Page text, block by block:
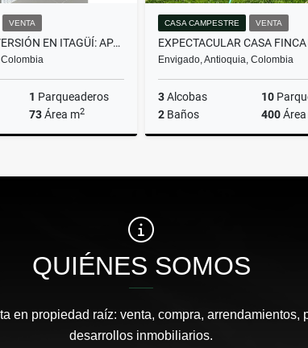
VENTA
LA MEJOR INVERSIÓN EN ITAGÜÍ: APARTAMENTO CON GRAN UBICACIÓN.
Colombia
1 Parqueaderos
73Área m2
$600.000.000
CASA CAMPESTRE VENTA
Envigado, Antioquia, Colombia
3Alcobas 10
2 Baños 400
QUIÉNES SOMOS
en propiedad raíz: venta, compra, arrendamientos,
desarrollos inmobiliarios.